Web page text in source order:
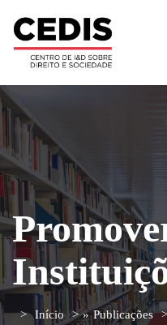
Início » Publicações